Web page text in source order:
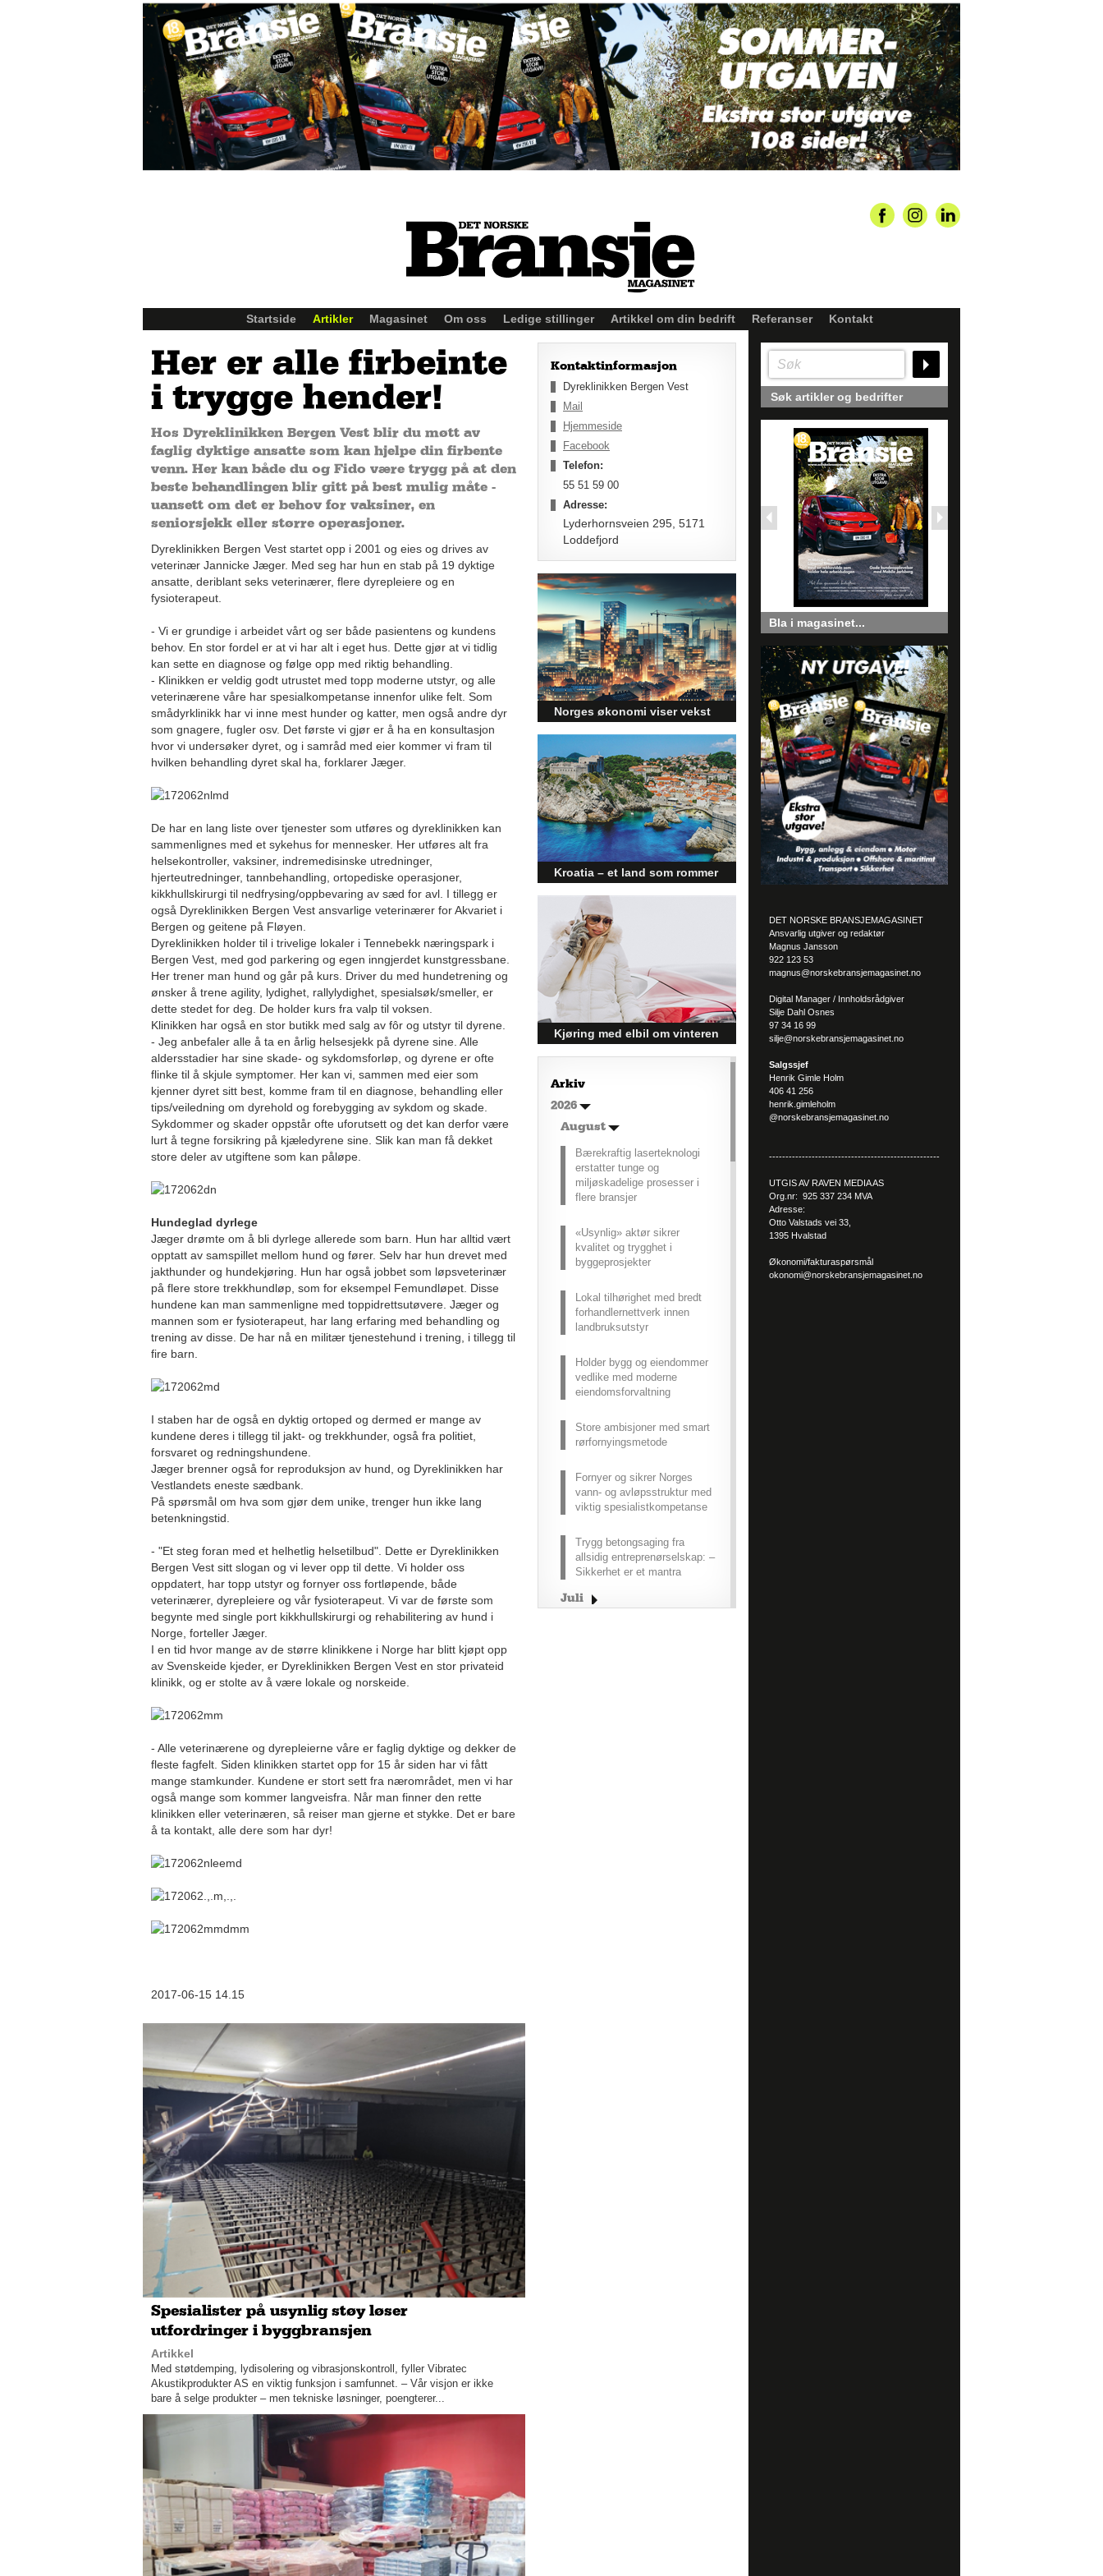
Startside Artikler Magasinet Om oss Ledige stillinger Artikkel om din bedrift Referanser Kontakt
Her er alle firbeinte
i trygge hender!
Hos Dyreklinikken Bergen Vest blir du møtt av
faglig dyktige ansatte som kan hjelpe din firbente
venn. Her kan både du og Fido være trygg på at den
beste behandlingen blir gitt på best mulig måte -
uansett om det er behov for vaksiner, en
seniorsjekk eller større operasjoner.
Dyreklinikken Bergen Vest startet opp i 2001 og eies og drives av
veterinær Jannicke Jæger. Med seg har hun en stab på 19 dyktige
ansatte, deriblant seks veterinærer, flere dyrepleiere og en
fysioterapeut.
- Vi er grundige i arbeidet vårt og ser både pasientens og kundens
behov. En stor fordel er at vi har alt i eget hus. Dette gjør at vi tidlig
kan sette en diagnose og følge opp med riktig behandling.
- Klinikken er veldig godt utrustet med topp moderne utstyr, og alle
veterinærene våre har spesialkompetanse innenfor ulike felt. Som
smådyrklinikk har vi inne mest hunder og katter, men også andre dyr
som gnagere, fugler osv. Det første vi gjør er å ha en konsultasjon
hvor vi undersøker dyret, og i samråd med eier kommer vi fram til
hvilken behandling dyret skal ha, forklarer Jæger.
De har en lang liste over tjenester som utføres og dyreklinikken kan
sammenlignes med et sykehus for mennesker. Her utføres alt fra
helsekontroller, vaksiner, indremedisinske utredninger,
hjerteutredninger, tannbehandling, ortopediske operasjoner,
kikkhullskirurgi til nedfrysing/oppbevaring av sæd for avl. I tillegg er
også Dyreklinikken Bergen Vest ansvarlige veterinærer for Akvariet i
Bergen og geitene på Fløyen.
Dyreklinikken holder til i trivelige lokaler i Tennebekk næringspark i
Bergen Vest, med god parkering og egen inngjerdet kunstgressbane.
Her trener man hund og går på kurs. Driver du med hundetrening og
ønsker å trene agility, lydighet, rallylydighet, spesialsøk/smeller, er
dette stedet for deg. De holder kurs fra valp til voksen.
Klinikken har også en stor butikk med salg av fôr og utstyr til dyrene.
- Jeg anbefaler alle å ta en årlig helsesjekk på dyrene sine. Alle
aldersstadier har sine skade- og sykdomsforløp, og dyrene er ofte
flinke til å skjule symptomer. Her kan vi, sammen med eier som
kjenner dyret sitt best, komme fram til en diagnose, behandling eller
tips/veiledning om dyrehold og forebygging av sykdom og skade.
Sykdommer og skader oppstår ofte uforutsett og det kan derfor være
lurt å tegne forsikring på kjæledyrene sine. Slik kan man få dekket
store deler av utgiftene som kan påløpe.
Hundeglad dyrlege
Jæger drømte om å bli dyrlege allerede som barn. Hun har alltid vært
opptatt av samspillet mellom hund og fører. Selv har hun drevet med
jakthunder og hundekjøring. Hun har også jobbet som løpsveterinær
på flere store trekkhundløp, som for eksempel Femundløpet. Disse
hundene kan man sammenligne med toppidrettsutøvere. Jæger og
mannen som er fysioterapeut, har lang erfaring med behandling og
trening av disse. De har nå en militær tjenestehund i trening, i tillegg til
fire barn.
I staben har de også en dyktig ortoped og dermed er mange av
kundene deres i tillegg til jakt- og trekkhunder, også fra politiet,
forsvaret og redningshundene.
Jæger brenner også for reproduksjon av hund, og Dyreklinikken har
Vestlandets eneste sædbank.
På spørsmål om hva som gjør dem unike, trenger hun ikke lang
betenkningstid.
- "Et steg foran med et helhetlig helsetilbud". Dette er Dyreklinikken
Bergen Vest sitt slogan og vi lever opp til dette. Vi holder oss
oppdatert, har topp utstyr og fornyer oss fortløpende, både
veterinærer, dyrepleiere og vår fysioterapeut. Vi var de første som
begynte med single port kikkhullskirurgi og rehabilitering av hund i
Norge, forteller Jæger.
I en tid hvor mange av de større klinikkene i Norge har blitt kjøpt opp
av Svenskeide kjeder, er Dyreklinikken Bergen Vest en stor privateid
klinikk, og er stolte av å være lokale og norskeide.
- Alle veterinærene og dyrepleierne våre er faglig dyktige og dekker de
fleste fagfelt. Siden klinikken startet opp for 15 år siden har vi fått
mange stamkunder. Kundene er stort sett fra nærområdet, men vi har
også mange som kommer langveisfra. Når man finner den rette
klinikken eller veterinæren, så reiser man gjerne et stykke. Det er bare
å ta kontakt, alle dere som har dyr!
2017-06-15 14.15
Spesialister på usynlig støy løser
utfordringer i byggbransjen
Artikkel
Med støtdemping, lydisolering og vibrasjonskontroll, fyller Vibratec
Akustikprodukter AS en viktig funksjon i samfunnet. – Vår visjon er ikke
bare å selge produkter – men tekniske løsninger, poengterer...
Kontaktinformasjon
Dyreklinikken Bergen Vest
Mail
Hjemmeside
Facebook
Telefon:
55 51 59 00
Adresse:
Lyderhornsveien 295, 5171
Loddefjord
Norges økonomi viser vekst
og påvirker byggebransjen
Den norske økonomien har vist
jevn vekst de siste tre kvartalene,
noe som skaper optimisme på
tvers av ulike sektorer.
Byggebransjen er spesielt godt
posisjonert til å dra nytte av denne
økonomiske oppgangen.
Kroatia – et land som rommer
mer enn kysten
Kroatia forbindes ofte med sol,
bading og klart hav, men landet
har langt flere sider enn det
førsteinntrykket mange sitter igjen
med.
Kjøring med elbil om vinteren
– hvordan få bedre
rekkevidde?
Elbiler (EV) representerer
fremtiden for transport, men deres
effektivitet under utfordrende
utfordring.
Arkiv
2026
August
Bærekraftig laserteknologi
erstatter tunge og
miljøskadelige prosesser i
flere bransjer
«Usynlig» aktør sikrer
kvalitet og trygghet i
byggeprosjekter
Lokal tilhørighet med bredt
forhandlernettverk innen
landbruksutstyr
Holder bygg og eiendommer
vedlike med moderne
eiendomsforvaltning
Store ambisjoner med smart
rørfornyingsmetode
Fornyer og sikrer Norges
vann- og avløpsstruktur med
viktig spesialistkompetanse
Trygg betongsaging fra
allsidig entreprenørselskap: –
Sikkerhet er et mantra
Juli
Søk artikler og bedrifter
Bla i magasinet...
DET NORSKE BRANSJEMAGASINET
Ansvarlig utgiver og redaktør
Magnus Jansson
922 123 53
magnus@norskebransjemagasinet.no
Digital Manager / Innholdsrådgiver
Silje Dahl Osnes
97 34 16 99
silje@norskebransjemagasinet.no
Salgssjef
Henrik Gimle Holm
406 41 256
henrik.gimleholm
@norskebransjemagasinet.no
----------------------------------------------------
UTGIS AV RAVEN MEDIA AS
Org.nr: 925 337 234 MVA
Adresse:
Otto Valstads vei 33,
1395 Hvalstad
Økonomi/fakturaspørsmål
okonomi@norskebransjemagasinet.no